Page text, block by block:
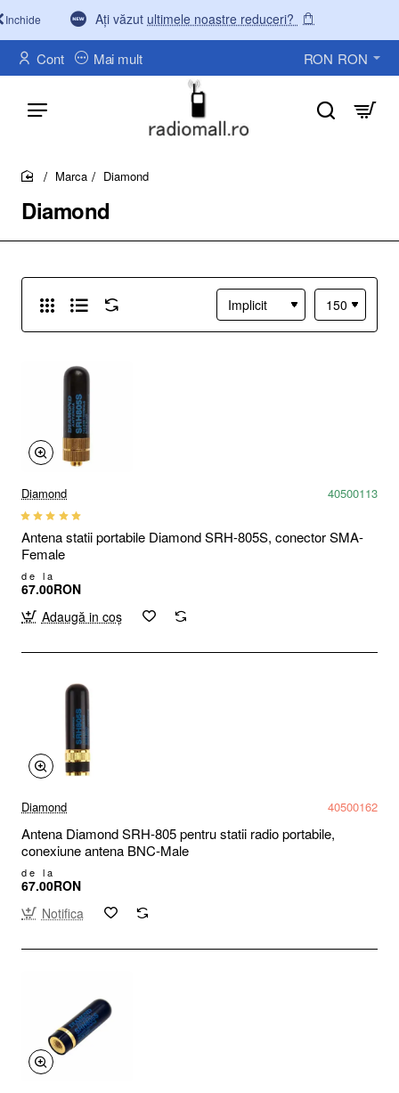
Ați văzut ultimele noastre reduceri?
Inchide
Cont Mai mult RON RON
Diamond
home
Marca Diamond
Diamond 40500113
Antena statii portabile Diamond SRH-805S, conector SMA-
Female
de la
67.00RON
Adaugă in coş
Diamond 40500162
Antena Diamond SRH-805 pentru statii radio portabile,
conexiune antena BNC-Male
de la
67.00RON
Notifica